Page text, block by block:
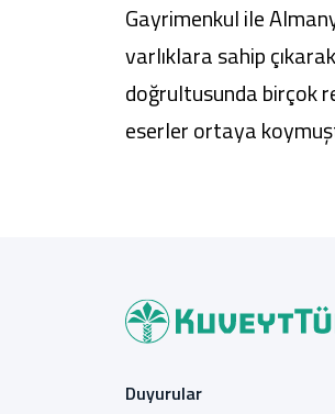
Gayrimenkul ile
varlıklara sahip
doğrultusunda birçok
eserler ortaya
Duyurular